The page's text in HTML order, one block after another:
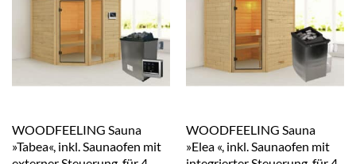
WOODFEELING Sauna
»Tabea«, inkl. Saunaofen mit
WOODFEELING Sauna
»Elea «, inkl. Saunaofen mit